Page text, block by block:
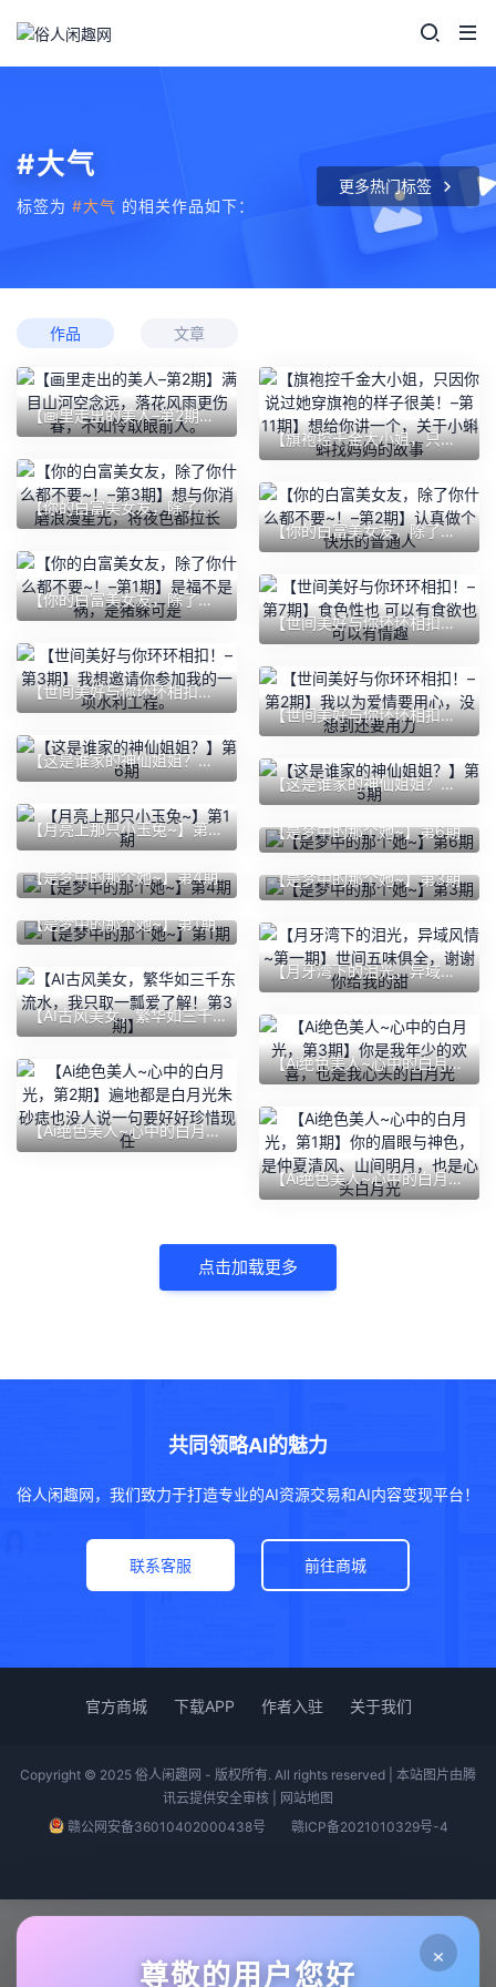
#大气
标签为 #大气 的相关作品如下：
更多热门标签
作品 文章
【画里走出的美人–第2期】满目山河空念远，落花风雨更伤春，不如怜取眼前人。
【旗袍控千金大小姐，只因你说过她穿旗袍的样子很美！–第11期】想给你讲一个，关于小蝌蚪找妈妈的故事
【你的白富美女友，除了你什么都不要~！–第3期】想与你消磨浪漫星光，将夜色都拉长
【你的白富美女友，除了你什么都不要~！–第2期】认真做个快乐的普通人
【你的白富美女友，除了你什么都不要~！–第1期】是福不是祸，是猪躲可是
【世间美好与你环环相扣！–第7期】食色性也 可以有食欲也可以有情趣
【世间美好与你环环相扣！–第3期】我想邀请你参加我的一项水利工程。
【世间美好与你环环相扣！–第2期】我以为爱情要用心，没想到还要用力
【这是谁家的神仙姐姐？】第6期
【这是谁家的神仙姐姐？】第5期
【月亮上那只小玉兔~】第1期 【是梦中的那个她~】第6期
【是梦中的那个她~】第4期 【是梦中的那个她~】第3期
【是梦中的那个她~】第1期
【月牙湾下的泪光，异域风情~第一期】世间五味俱全，谢谢你给我的甜
【AI古风美女，繁华如三千东流水，我只取一瓢爱了解！第3期】
【Ai绝色美人~心中的白月光，第3期】你是我年少的欢喜，也是我心头的白月光
【Ai绝色美人~心中的白月光，第2期】遍地都是白月光朱砂痣也没人说一句要好好珍惜现任
【Ai绝色美人~心中的白月光，第1期】你的眉眼与神色，是仲夏清风、山间明月，也是心头白月光
点击加载更多
共同领略AI的魅力
俗人闲趣网，我们致力于打造专业的AI资源交易和AI内容变现平台！
联系客服 前往商城
官方商城 下载APP 作者入驻 关于我们
Copyright © 2025 俗人闲趣网 - 版权所有. All rights reserved | 本站图片由腾
讯云提供安全审核 |
网站地图
赣公网安备36010402000438号
赣ICP备2021010329号-4
×
尊敬的用户您好